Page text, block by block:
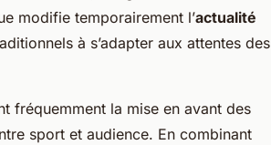
modifie temporairement l’actualité
à s’adapter aux attentes des
fréquemment la mise en avant des
sport et audience. En combinant